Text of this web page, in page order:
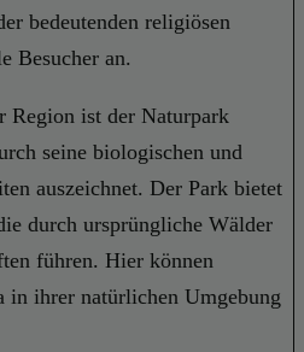
bedeutenden religiösen
Besucher an.
Region ist der Naturpark
seine biologischen und
auszeichnet. Der Park bietet
durch ursprüngliche Wälder
führen. Hier können
in ihrer natürlichen Umgebung